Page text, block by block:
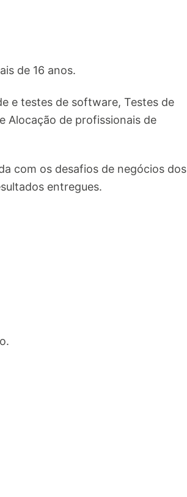
de 16 anos.
e testes de software, Testes de
Alocação de profissionais de
com os desafios de negócios dos
entregues.